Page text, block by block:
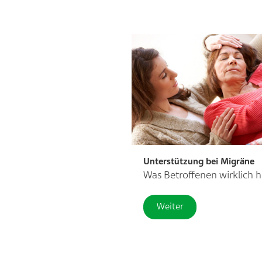
Unterstützung bei Migräne
Was Betroffenen wirklich
Weiter